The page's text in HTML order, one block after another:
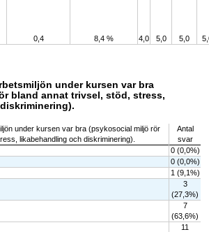
0,4 8,4 % 4,0 5,0 5,0
under kursen var bra
bland annat trivsel, stöd, stress,
under kursen var bra (psykosocial miljö rör
likabehandling och diskriminering).
Antal
svar
0 (0,0%)
0 (0,0%)
1 (9,1%)
3
(27,3%)
7
(63,6%)
11